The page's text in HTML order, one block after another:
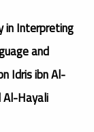
in Interpreting
and
Idris ibn Al-
Hayali.